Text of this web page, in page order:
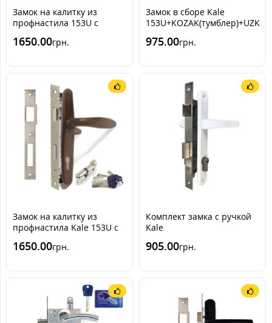
Замок на калитку из
профнастила 153U с
(комплект)
1650.00грн.
Замок в сборе Kale
975.00грн.
Замок на калитку из
профнастила Kale 153U с
коричневый] (комплект)
1650.00грн.
Комплект замка с ручкой
Kale
905.00грн.